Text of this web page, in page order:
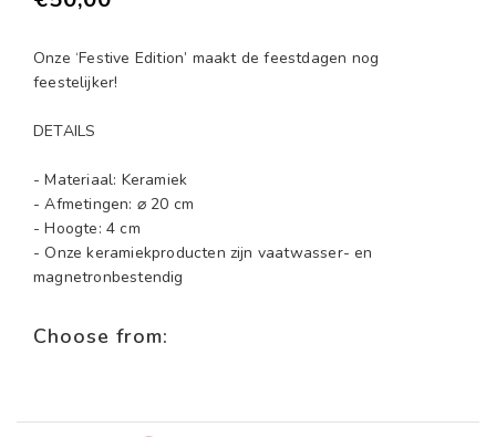
Onze ‘Festive Edition’ maakt de feestdagen nog
feestelijker!
DETAILS
- Materiaal: Keramiek
- Afmetingen: ⌀ 20 cm
- Hoogte: 4 cm
- Onze keramiekproducten zijn vaatwasser- en
magnetronbestendig
Choose from: